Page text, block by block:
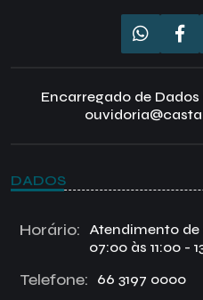
Encarregado de Dados
DADOS
Horário:
Atendimento de
07:00 às 11:00 -
Telefone: 66 3197 0000